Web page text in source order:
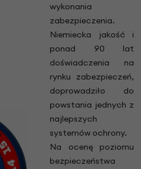
wykonania
zabezpieczenia.
Niemiecka jakość i
ponad 90 lat
doświadczenia na
rynku zabezpieczeń,
doprowadziło do
powstania jednych z
najlepszych
systemów ochrony.
Na ocenę poziomu
bezpieczeństwa